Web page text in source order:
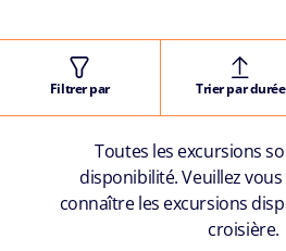
Filtrer par Trier par durée
Toutes les excursions
disponibilité. Veuillez
connaître les excursions
croisière.